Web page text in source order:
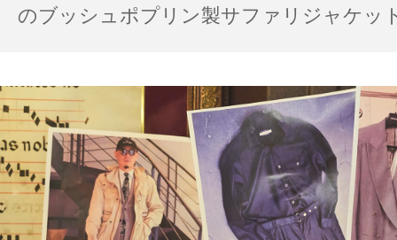
のブッシュポプリン製サファリジャケッ